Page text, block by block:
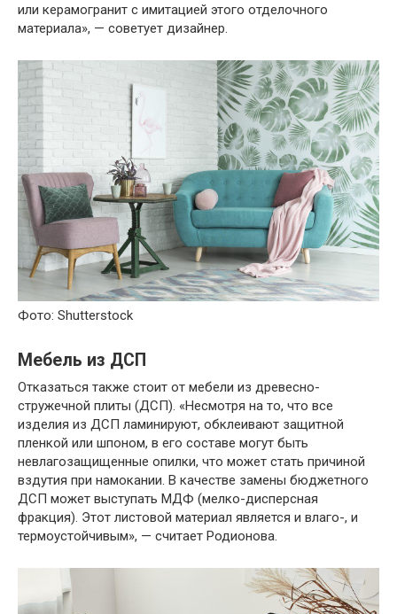
или керамогранит с имитацией этого отделочного
материала», — советует дизайнер.
Фото: Shutterstock
Мебель из ДСП
Отказаться также стоит от мебели из древесно-
стружечной плиты (ДСП). «Несмотря на то, что все
изделия из ДСП ламинируют, обклеивают защитной
пленкой или шпоном, в его составе могут быть
невлагозащищенные опилки, что может стать причиной
вздутия при намокании. В качестве замены бюджетного
ДСП может выступать МДФ (мелко-дисперсная
фракция). Этот листовой материал является и влаго-, и
термоустойчивым», — считает Родионова.